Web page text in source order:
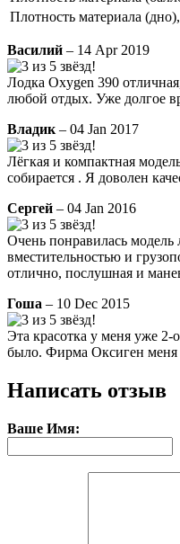
Плотность материала
Василий – 14 Apr 2019
Лодка Oxygen 390
любой отдых. Уже долгое
Владик – 04 Jan 2017
Лёгкая и компактная
собирается . Я доволен
Сергей – 04 Jan 2016
Очень понравилась модель
вместительностью и
отлично, послушная и
Гоша – 10 Dec 2015
Эта красотка у меня уже
было. Фирма Оксиген меня
Написать отзыв
Ваше Имя: